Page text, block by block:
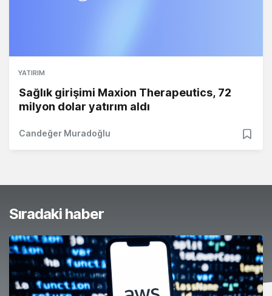
YATIRIM
Sağlık girişimi Maxion Therapeutics, 72
milyon dolar yatırım aldı
Candeğer Muradoğlu
Sıradaki haber